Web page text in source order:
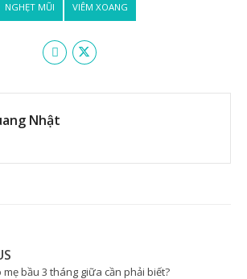
NGHẸT MŨI VIÊM XOANG
Nhật
mẹ bầu 3 tháng giữa cần phải biết?